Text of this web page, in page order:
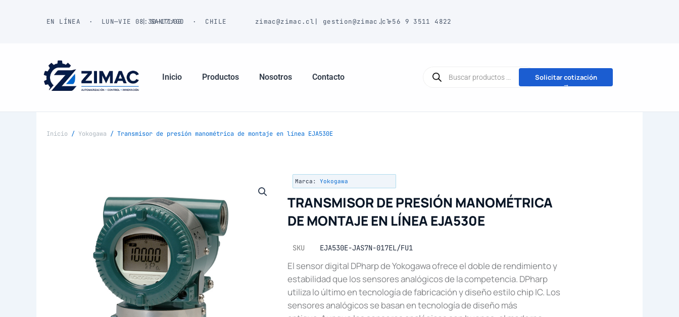
EN LÍNEA · LUN—VIE 08:30—17:00| SANTIAGO · CHILE zimac@zimac.cl | gestion@zimac.cl
|+56 9 3511 4822
Inicio Productos Nosotros Contacto
productos
Solicitar cotización
→
Inicio / Yokogawa / Transmisor de presión manométrica de montaje en línea EJA530E
Marca: Yokogawa
TRANSMISOR DE PRESIÓN MANOMÉTRICA
DE MONTAJE EN LÍNEA EJA530E
SKU EJA530E-JAS7N-017EL/FU1
El sensor digital DPharp de Yokogawa ofrece el doble de rendimiento y
estabilidad que los sensores analógicos de la competencia. DPharp
utiliza lo último en tecnología de fabricación y diseño estilo chip IC. Los
sensores analógicos se basan en tecnología de diseño más